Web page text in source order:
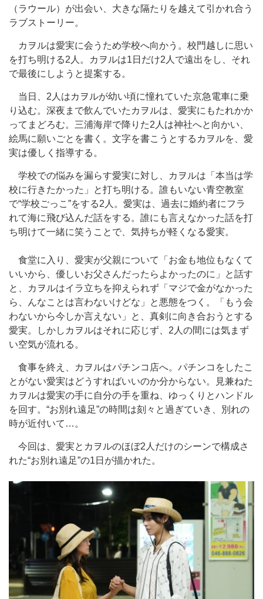
（ラウール）が出会い、大きな隔たりを越えて引かれ合う
ラブストーリー。
カヲルは愛実に会うため学校へ向かう。校門越しに思い
を打ち明ける2人。カヲルは1日だけ2人で遠出をし、それ
で最後にしようと提案する。
当日、2人はカヲルが幼い頃に憧れていた京急電車に乗
り込む。深夜まで飲んでいたカヲルは、愛実にもたれかか
ってまどろむ。三浦海岸で降りた2人は神社へと向かい、
絵馬に願いごとを書く。文字を書こうとするカヲルを、愛
実は優しく指導する。
学校での悩みを漏らす愛実に対し、カヲルは「本当は学
校に行きたかった」と打ち明ける。誰もいない青空教室
で“学校ごっこ”をする2人。愛実は、過去に婚約者にフラ
れて海に飛び込んだ話をする。誰にも言えなかった話を打
ち明けて一緒に笑うことで、気持ちが軽くなる愛実。
食堂に入り、愛実が父親について「お金も地位もなくて
いいから、優しいお父さんだったらよかったのに」と話す
と、カヲルはイラ立ちを抑えられず「マジで金がなかった
ら、んなことは言わないけどな」と悪態をつく。「もう会
わないから今しか言えない」と、真剣に向き合おうとする
愛実。しかしカヲルはそれに応じず、2人の間には気まず
い空気が流れる。
食事を終え、カヲルはパチンコ店へ。パチンコをしたこ
とがない愛実はどうすればいいのか分からない。見兼ねた
カヲルは愛実の手に自分の手を重ね、ゆっくりとハンドル
を回す。“お別れ遠足”の時間は刻々と過ぎていき、別れの
時が近付いて…。
今回は、愛実とカヲルのほぼ2人だけのシーンで構成さ
れた“お別れ遠足”の1日が描かれた。